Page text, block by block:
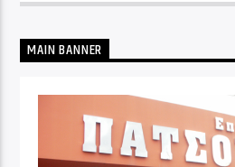
MAIN BANNER